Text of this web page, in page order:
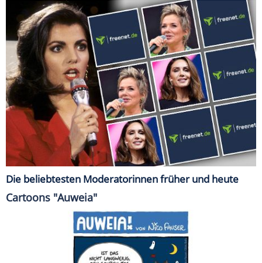
Die beliebtesten Moderatorinnen früher und heute
Cartoons "Auweia"